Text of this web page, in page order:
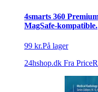
4smarts 360
MagSafe-kompatible.
99 kr.På lager
24hshop.dk Fra